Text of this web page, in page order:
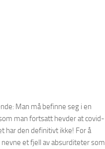
Man må befinne seg i en
man fortsatt hevder at covid-
har den definitivt ikke! For å
et fjell av absurditeter som